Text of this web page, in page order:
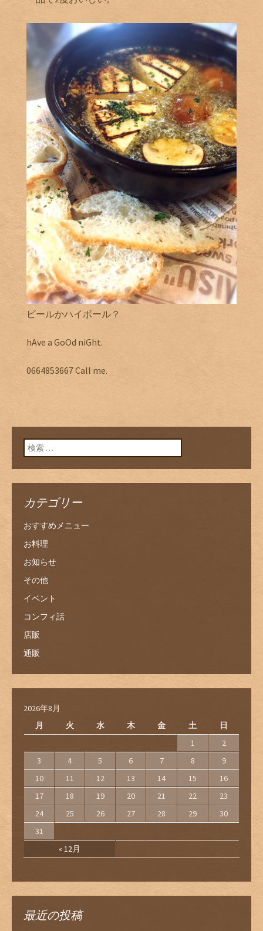
ビールかハイボール？
hAve a GoOd niGht.
0664853667 Call me.
検索:
カテゴリー
おすすめメニュー
お料理
お知らせ
その他
イベント
コンフィ話
店販
通販
2026年8月
月
火 水 木 金 土 日
« 12月
1
2
3
4 5 6 7 8
9
10
11 12 13 14 15
16
17
18 19 20 21 22
23
24
25 26 27 28 29
30
31
最近の投稿